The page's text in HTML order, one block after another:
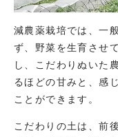
減農薬栽培では、一
ず、野菜を生育させ
し、こだわりぬいた
るほどの甘みと、感
ことができます。
こだわりの土は、前